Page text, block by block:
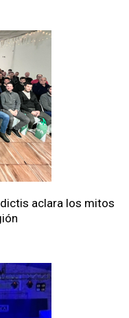
aclara los mitos